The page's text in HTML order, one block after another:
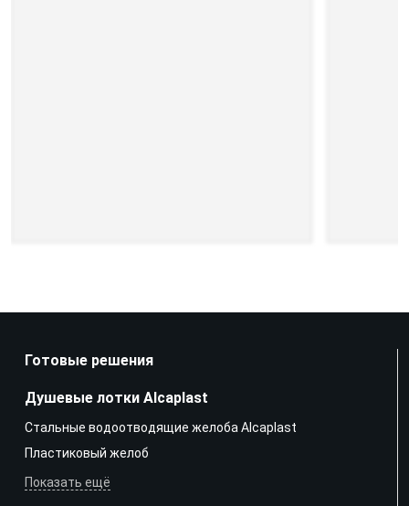
Готовые решения
Душевые лотки Alcaplast
Стальные водоотводящие желоба Alcaplast
Пластиковый желоб
Показать ещё